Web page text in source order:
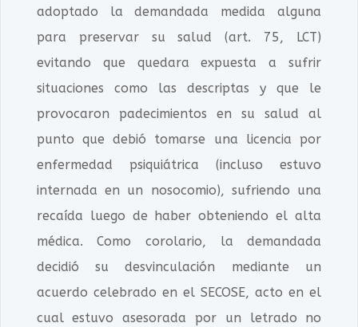
adoptado la demandada medida alguna
para preservar su salud (art. 75, LCT)
evitando que quedara expuesta a sufrir
situaciones como las descriptas y que le
provocaron padecimientos en su salud al
punto que debió tomarse una licencia por
enfermedad psiquiátrica (incluso estuvo
internada en un nosocomio), sufriendo una
recaída luego de haber obteniendo el alta
médica. Como corolario, la demandada
decidió su desvinculación mediante un
acuerdo celebrado en el SECOSE, acto en el
cual estuvo asesorada por un letrado no